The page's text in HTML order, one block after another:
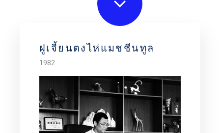
ฝูเจี้ยนตงไห่แมชชีนทูล
1982